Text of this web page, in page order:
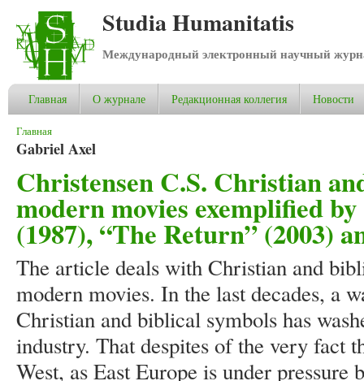
Studia Humanitatis
Международный электронный научный
Главная О журнале Редакционная коллегия Новости
Вы здесь
Главная
Gabriel Axel
Christensen C.S. Christian
modern movies exemplified by
(1987), “The Return” (2003)
The article deals with Christian and
modern movies. In the last decades, a
Christian and biblical symbols has
industry. That despites of the very fact
West, as East Europe is under pressure